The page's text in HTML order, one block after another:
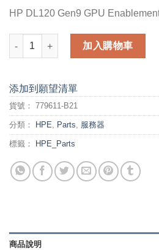
HP DL120 Gen9 GPU
HP DL120 Gen9 GPU Enablement
加入購物車
添加到願望清單
貨號： 779611-B21
分類： HPE, Parts, 服務器
標籤： HPE_Parts
商品說明